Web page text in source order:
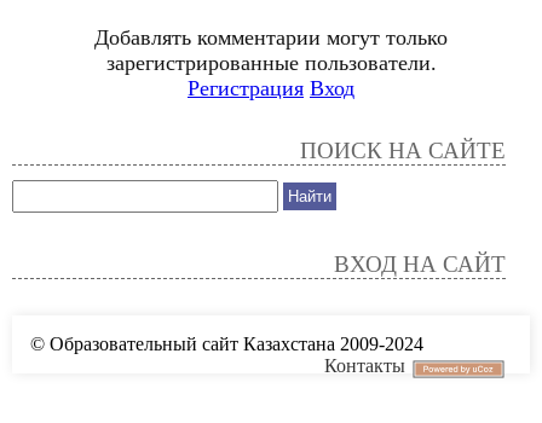
Добавлять комментарии могут только
зарегистрированные пользователи.
Регистрация Вход
ПОИСК НА САЙТЕ
ВХОД НА САЙТ
© Образовательный сайт Казахстана 2009-2024
Контакты